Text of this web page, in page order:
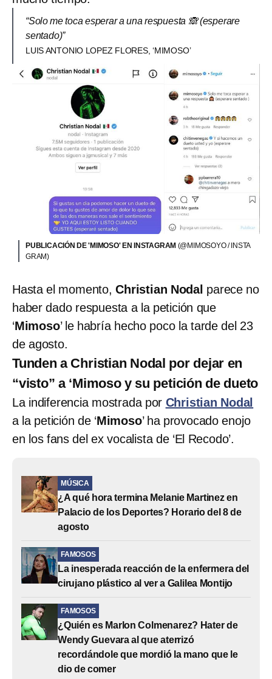
“Solo me toca esperar a una respuesta 🙈 (esperare
sentado)”
LUIS ANTONIO LOPEZ FLORES️️️, ‘MIMOSO’
PUBLICACIÓN DE 'MIMOSO' EN INSTAGRAM (@MIMOSOYO / INSTA
GRAM)
Hasta el momento,Christian Nodal parece no
haber dado respuesta a la petición que
‘Mimoso’ le habría hecho poco la tarde del 23
de agosto.
Tunden a Christian Nodal por dejar en
“visto” a ‘Mimoso y su petición de dueto
La indiferencia mostrada por Christian Nodal
a la petición de ‘Mimoso’ ha provocado enojo
en los fans del ex vocalista de ‘El Recodo’.
MÚSICA
¿A qué hora termina Melanie Martinez en
Palacio de los Deportes? Horario del 8 de
agosto
FAMOSOS
La inesperada reacción de la enfermera del
cirujano plástico al ver a Galilea Montijo
FAMOSOS
¿Quién es Marlon Colmenarez? Hater de
Wendy Guevara al que aterrizó
recordándole que mordió la mano que le
dio de comer